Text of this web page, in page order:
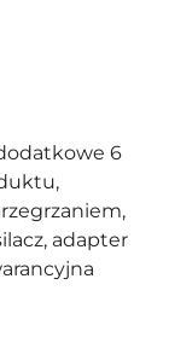
6
adapter